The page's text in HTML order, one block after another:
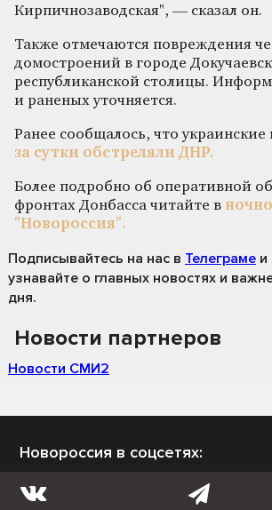
Кирпичнозаводская", — сказал он.
Также отмечаются повреждения
домостроений в городе
республиканской столицы.
и раненых уточняется.
Ранее сообщалось, что украинские
за сутки обстреляли ДНР.
Более подробно об оперативной
фронтах Донбасса читайте в
"Новороссия".
Подписывайтесь на нас в Телеграме и
узнавайте о главных новостях и
дня.
Новости партнеров
Новости СМИ2
Новороссия в соцсетях: